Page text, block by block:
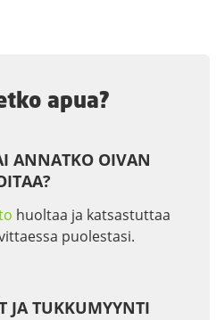
apua?
ANNATKO OIVAN
huoltaa ja katsastuttaa
puolestasi.
JA TUKKUMYYNTI